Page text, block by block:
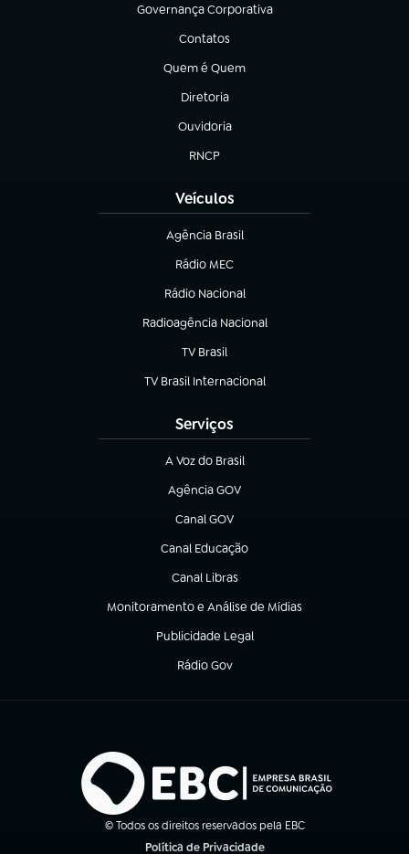
Governança Corporativa
(abre em nova aba)
Contatos
(abre em nova aba)
Quem é Quem
(abre em nova aba)
Diretoria
(abre em nova aba)
Ouvidoria
(abre em nova aba)
RNCP
(abre em nova aba)
Veículos
Agência Brasil
(abre em nova aba)
Rádio MEC
(abre em nova aba)
Rádio Nacional
Radioagência Nacional
(abre em nova aba)
TV Brasil
(abre em nova aba)
TV Brasil Internacional
(abre em nova aba)
Serviços
A Voz do Brasil
(abre em nova aba)
Agência GOV
(abre em nova aba)
Canal GOV
(abre em nova aba)
Canal Educação
(abre em nova aba)
Canal Libras
(abre em nova aba)
Monitoramento e Análise de Mídias
(abre em nova aba)
Publicidade Legal
(abre em nova aba)
Rádio Gov
(abre em nova aba)
© Todos os direitos reservados pela EBC
Política de Privacidade